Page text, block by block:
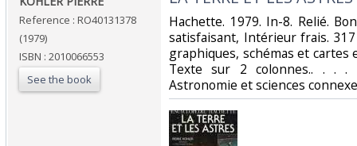
Reference : RO40131378
(1979)
ISBN : 2010066553
See the book
‎Hachette. 1979. In-8. Relié.
satisfaisant, Intérieur frais.
graphiques, schémas et
Texte sur 2 colonnes.. . . .
Astronomie et sciences